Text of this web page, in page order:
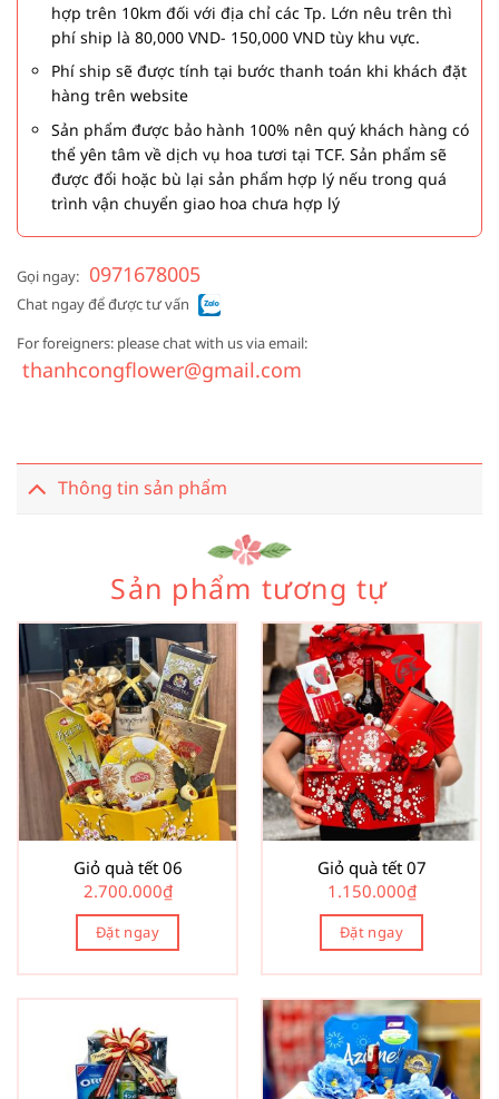
hợp trên 10km đối với địa chỉ các Tp. Lớn nêu trên thì
phí ship là 80,000 VND- 150,000 VND tùy khu vực.
Phí ship sẽ được tính tại bước thanh toán khi khách đặt
hàng trên website
Sản phẩm được bảo hành 100% nên quý khách hàng có
thể yên tâm về dịch vụ hoa tươi tại TCF. Sản phẩm sẽ
được đổi hoặc bù lại sản phẩm hợp lý nếu trong quá
trình vận chuyển giao hoa chưa hợp lý
Gọi ngay: 0971678005
Chat ngay để được tư vấn
For foreigners: please chat with us via email:
thanhcongflower@gmail.com
Thông tin sản phẩm
Sản phẩm tương tự
Giỏ quà tết 06
2.700.000₫
Đặt ngay
Giỏ quà tết 07
1.150.000₫
Đặt ngay